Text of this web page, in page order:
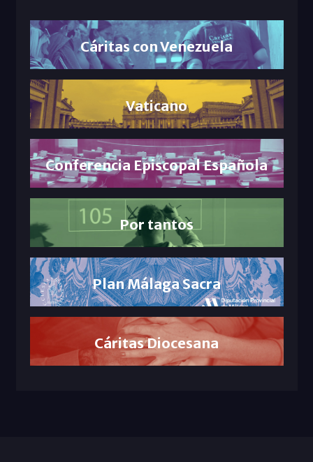
Cáritas con Venezuela
Vaticano
Conferencia Episcopal Española
Por tantos
Plan Málaga Sacra
Cáritas Diocesana